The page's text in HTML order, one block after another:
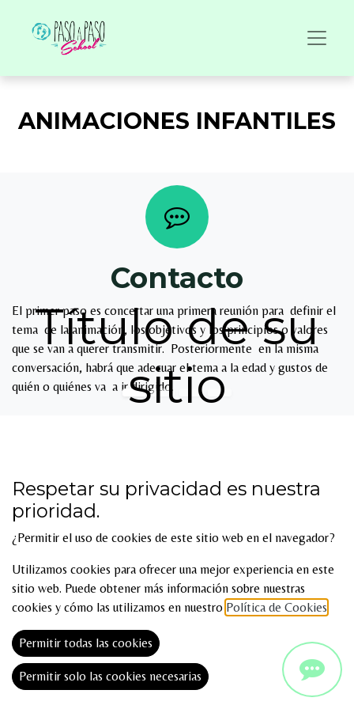
ANIMACIONES INFANTILES
Contacto
El primer paso es concertar una primera reunión para definir el
tema de la animación, los objetivos y los principios o valores
que se van a querer transmitir. Posteriormente en la misma
conversación, habrá que adecuar el tema a la edad y gustos de
quién o quiénes va a ir dirigido.
TÚ ELIGES LA
TEMÁTICA
Título de su
sitio
Respetar su privacidad es nuestra
prioridad.
¿Permitir el uso de cookies de este sitio web en el navegador?
Utilizamos cookies para ofrecer una mejor experiencia en este
sitio web. Puede obtener más información sobre nuestras
cookies y cómo las utilizamos en nuestro Política de Cookies
Permitir todas las cookies
Permitir solo las cookies necesarias